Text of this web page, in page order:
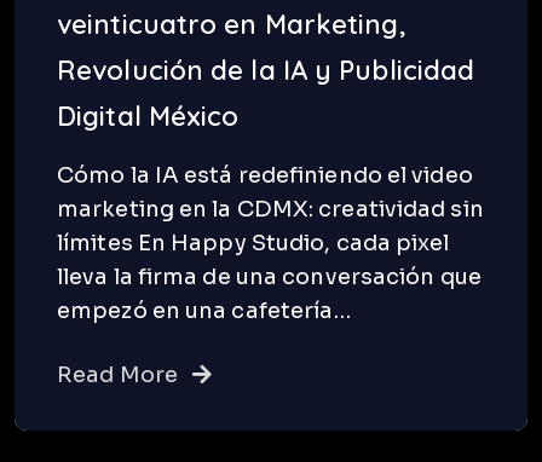
veinticuatro en Marketing,
Revolución de la IA y Publicidad
Digital México
Cómo la IA está redefiniendo el video
marketing en la CDMX: creatividad sin
límites En Happy Studio, cada pixel
lleva la firma de una conversación que
empezó en una cafetería…
Read More